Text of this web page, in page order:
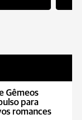
Gêmeos
para
romances